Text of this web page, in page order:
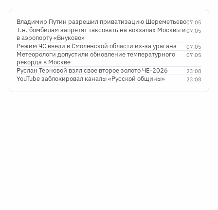
07:05
Владимир Путин разрешил приватизацию Шереметьево
07:05
Т.н. бомбилам запретят таксовать на вокзалах Москвы и
в аэропорту «Внуково»
07:05
Режим ЧС ввели в Смоленской области из-за урагана
07:05
Метеорологи допустили обновление температурного
рекорда в Москве
23:08
Руслан Терновой взял свое второе золото ЧЕ-2026
23:08
YouTube заблокировал каналы «Русской общины»